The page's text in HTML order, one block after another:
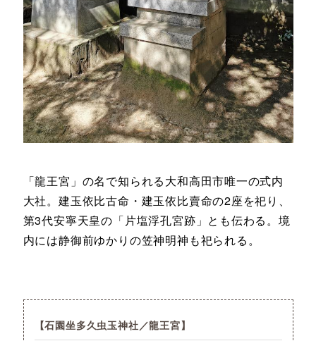
「龍王宮」の名で知られる大和高田市唯一の式内
大社。建玉依比古命・建玉依比賣命の2座を祀り、
第3代安寧天皇の「片塩浮孔宮跡」とも伝わる。境
内には静御前ゆかりの笠神明神も祀られる。
石園坐多久虫玉神社／龍王宮